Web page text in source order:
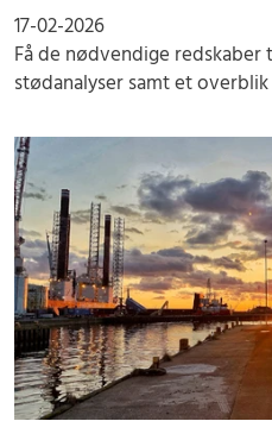
17-02-2026
Få de nødvendige
stødanalyser samt et